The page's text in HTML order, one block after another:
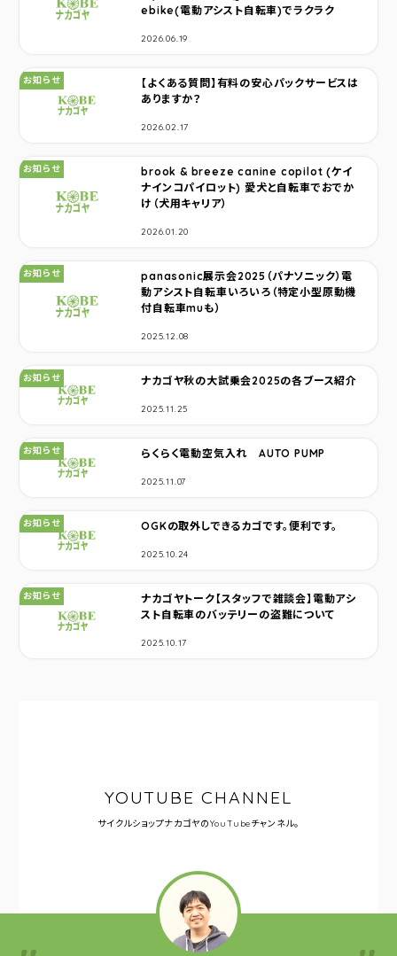
ebike(電動アシスト自転車)でラクラク
2026.06.19
【よくある質問】有料の安心パックサービスは
ありますか？
カテゴリ：
お知らせ
2026.02.17
brook & breeze canine copilot (ケイ
ナインコパイロット) 愛犬と自転車でおでか
け（犬用キャリア）
カテゴリ：
お知らせ
2026.01.20
panasonic展示会2025（パナソニック）電
動アシスト自転車いろいろ（特定小型原動機
付自転車muも）
カテゴリ：
お知らせ
2025.12.08
ナカゴヤ秋の大試乗会2025の各ブース紹介
カテゴリ：
お知らせ
2025.11.25
らくらく電動空気入れ AUTO PUMP
カテゴリ：
お知らせ
2025.11.07
OGKの取外しできるカゴです。便利です。
カテゴリ：
お知らせ
2025.10.24
ナカゴヤトーク【スタッフで雑談会】電動アシ
スト自転車のバッテリーの盗難について
カテゴリ：
お知らせ
2025.10.17
YOUTUBE CHANNEL
サイクルショップナカゴヤのYouTubeチャンネル。